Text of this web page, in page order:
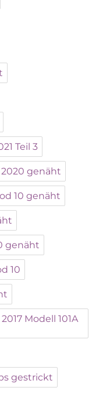
Teil 3
2020 genäht
10 genäht
genäht
10
Modell 101A
gestrickt